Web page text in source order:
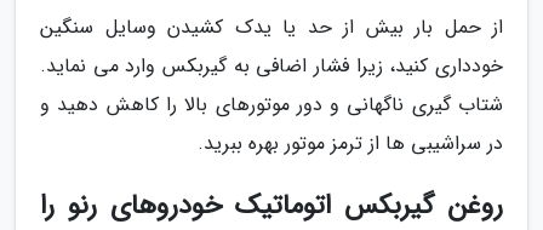
از حمل بار بیش از حد یا یدک کشیدن وسایل سنگین
خودداری کنید، زیرا فشار اضافی به گیربکس وارد می نماید.
شتاب گیری ناگهانی و دور موتورهای بالا را کاهش دهید و
در سراشیبی ها از ترمز موتور بهره ببرید.
روغن گیربکس اتوماتیک خودروهای رنو را